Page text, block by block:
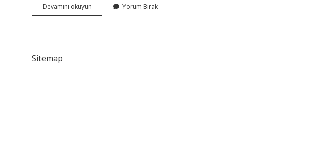
Devamını okuyun
Kac
Yorum Bırak
Sitemap